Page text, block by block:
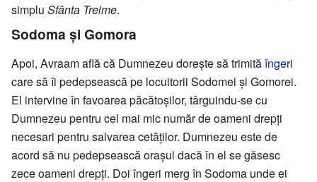
simplu Sfânta Treime.
Sodoma şi Gomora
Apoi, Avraam află că Dumnezeu doreşte să trimităîngeri
care să îi pedepsească pe locuitorii Sodomei şi Gomorei.
El intervine în favoarea păcătoşilor, târguindu-se cu
Dumnezeu pentru cel mai mic număr de oameni drepţi
necesari pentru salvarea cetăţilor. Dumnezeu este de
acord să nu pedepsească oraşul dacă în el se găsesc
zece oameni drepţi. Doi îngeri merg în Sodoma unde ei